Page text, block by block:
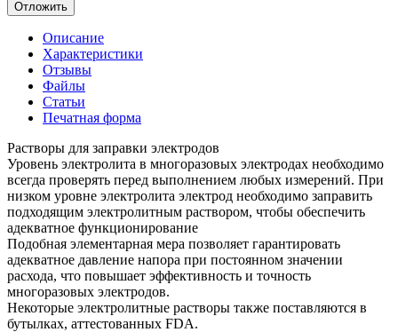
Отложить
Описание
Характеристики
Отзывы
Файлы
Статьи
Печатная форма
Растворы для заправки электродов
Уровень электролита в многоразовых электродах необходимо
всегда проверять перед выполнением любых измерений. При
низком уровне электролита электрод необходимо заправить
подходящим электролитным раствором, чтобы обеспечить
адекватное функционирование
Подобная элементарная мера позволяет гарантировать
адекватное давление напора при постоянном значении
расхода, что повышает эффективность и точность
многоразовых электродов.
Некоторые электролитные растворы также поставляются в
бутылках, аттестованных FDA.